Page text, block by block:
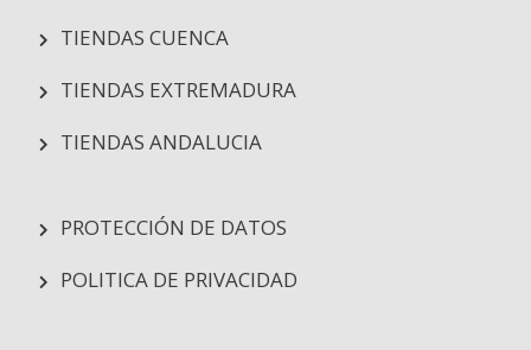
TIENDAS CUENCA
TIENDAS EXTREMADURA
TIENDAS ANDALUCIA
PROTECCIÓN DE DATOS
POLITICA DE PRIVACIDAD